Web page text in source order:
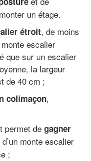
un étage.
étroit, de moins
escalier
que sur un escalier
la largeur
de 40 cm ;
colimaçon,
permet de gagner
monte escalier
;